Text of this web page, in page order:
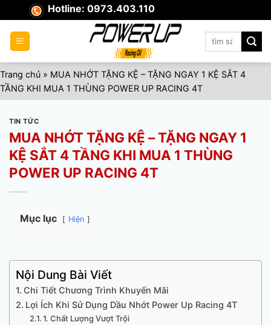
to
content
Hotline: 0973.403.110
Tìm
Trang chủ » MUA NHỚT TẶNG KỆ – TẶNG NGAY 1 KỆ SẮT 4
TẦNG KHI MUA 1 THÙNG POWER UP RACING 4T
TIN TỨC
MUA NHỚT TẶNG KỆ – TẶNG NGAY 1
KỆ SẮT 4 TẦNG KHI MUA 1 THÙNG
POWER UP RACING 4T
Mục lục Hiện
Nội Dung Bài Viết
Chi Tiết Chương Trình Khuyến Mãi
Lợi Ích Khi Sử Dụng Dầu Nhớt Power Up Racing 4T
1. Chất Lượng Vượt Trội